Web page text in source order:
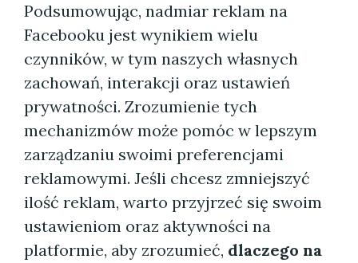
Podsumowując, nadmiar reklam na
Facebooku jest wynikiem wielu
czynników, w tym naszych własnych
zachowań, interakcji oraz ustawień
prywatności. Zrozumienie tych
mechanizmów może pomóc w lepszym
zarządzaniu swoimi preferencjami
reklamowymi. Jeśli chcesz zmniejszyć
ilość reklam, warto przyjrzeć się swoim
ustawieniom oraz aktywności na
platformie, aby zrozumieć, dlaczego na